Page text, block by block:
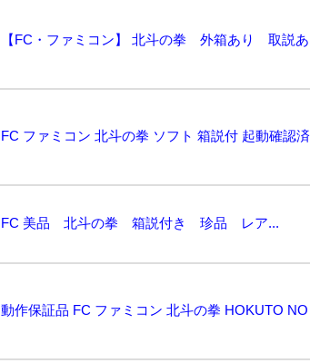
【FC・ファミコン】 北斗の拳 外箱あり 取説あ
FC ファミコン 北斗の拳 ソフト 箱説付 起動確認
FC 美品 北斗の拳 箱説付き 珍品 レア...
動作保証品 FC ファミコン 北斗の拳 HOKUTO